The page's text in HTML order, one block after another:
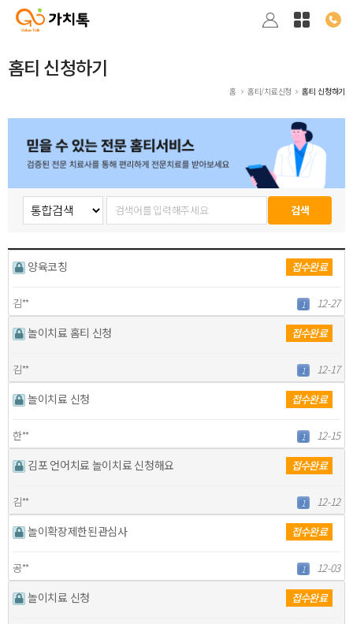
홈티 신청하기
홈 홈티/치료신청 홈티 신청하기
양육코칭 접수완료
김** 1 12-27
놀이치료 홈티 신청 접수완료
김** 1 12-17
놀이치료 신청 접수완료
한** 1 12-15
김포 언어치료 놀이치료 신청해요 접수완료
김** 1 12-12
놀이확장제한된관심사 접수완료
공** 1 12-03
놀이치료 신청 접수완료